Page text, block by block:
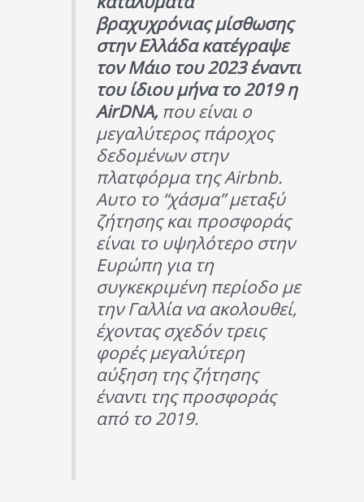
βραχυχρόνιας μίσθωσης
στην Ελλάδα κατέγραψε
τον Μάιο του 2023 έναντι
του ίδιου μήνα το 2019 η
AirDNA, που είναι ο
μεγαλύτερος πάροχος
δεδομένων στην
πλατφόρμα της Airbnb.
Aυτο το “χάσμα” μεταξύ
ζήτησης και προσφοράς
είναι το υψηλότερο στην
Ευρώπη για τη
συγκεκριμένη περίοδο με
την Γαλλία να ακολουθεί,
έχοντας σχεδόν τρεις
φορές μεγαλύτερη
αύξηση της ζήτησης
έναντι της προσφοράς
από το 2019.